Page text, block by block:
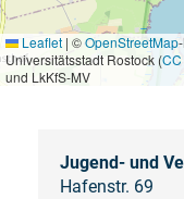
Leaflet | ©OpenStreetMap
Universitätsstadt Rostock (CC
und LkKfS-MV
Jugend- und
Hafenstr. 69